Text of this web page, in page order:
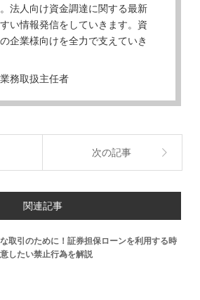
法人向け資金調達に関する最新
い情報発信をしていきます。資
企業様向けを全力で支えていき
務取扱主任者
次の記事
関連記事
取引のために！証券担保ローンを利用する時
したい禁止行為を解説